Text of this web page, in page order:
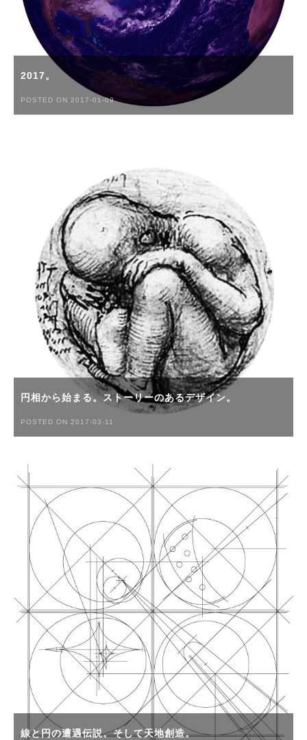
2017。
POSTED ON 2017-01-09
円相から始まる。ストーリーのあるデザイン。
POSTED ON 2017-03-11
線と円の遭遇伝説。そして天地創造。